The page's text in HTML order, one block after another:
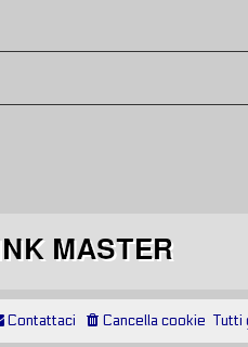
Tutti
Cancella cookie
Contattaci